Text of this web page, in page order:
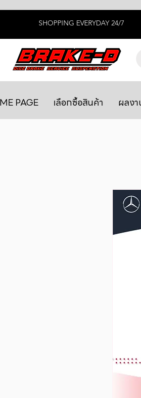
SHOPPING EVERYDAY 24/7
PAGE เลือกซื้อสินค้า ผลง